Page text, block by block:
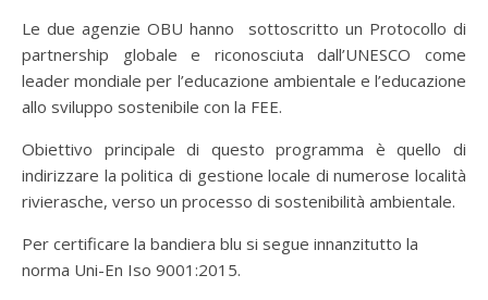
Le due agenzie OBU hanno sottoscritto un Protocollo di
partnership globale e riconosciuta dall’UNESCO come
leader mondiale per l’educazione ambientale e l’educazione
allo sviluppo sostenibile con la FEE.
Obiettivo principale di questo programma è quello di
indirizzare la politica di gestione locale di numerose località
rivierasche, verso un processo di sostenibilità ambientale.
Per certificare la bandiera blu si segue innanzitutto la
norma Uni-En Iso 9001:2015.